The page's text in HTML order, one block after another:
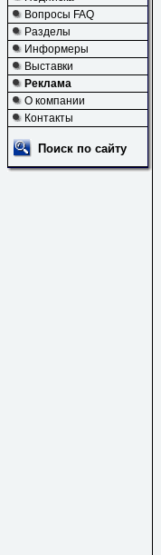
Вопросы FAQ
Разделы
Информеры
Выставки
Реклама
О компании
Контакты
Поиск по сайту